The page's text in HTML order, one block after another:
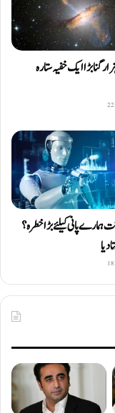
گنا بڑا ایک خفیہ ستارہ
ہمارے پانی کیلئے بڑا خطرہ؟
دیا